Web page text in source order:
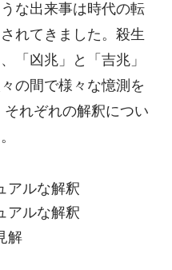
な出来事は時代の転
れてきました。殺生
「凶兆」と「吉兆」
の間で様々な憶測を
れぞれの解釈につい
アルな解釈
アルな解釈
解